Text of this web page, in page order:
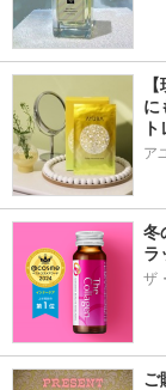
に
ア
冬
ラ
ザ
ご